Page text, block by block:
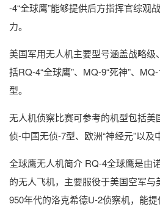
-4“全球鹰”能够提供后方指挥官综观
力。
美国军用无人机主要型号涵盖战略
括RQ-4“全球鹰”、MQ-9“死神”、
型。
无人机侦察比赛可参考的机型包括美
侦-中国无侦-7型、欧洲“神经元”以及
全球鹰无人机简介 RQ-4全球鹰是由
的无人飞机，主要服役于美国空军与
950年代的洛克希德U-2侦察机，能